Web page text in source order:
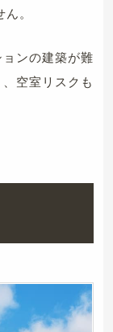
。
ンの建築が難
空室リスクも